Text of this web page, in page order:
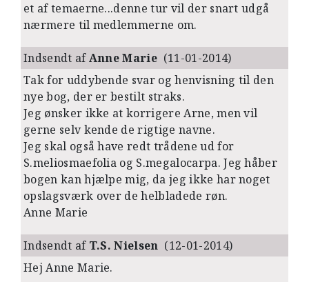
et af temaerne...denne tur vil der snart udgå
nærmere til medlemmerne om.
Indsendt afAnne Marie (11-01-2014)
Tak for uddybende svar og henvisning til den
nye bog, der er bestilt straks.
Jeg ønsker ikke at korrigere Arne, men vil
gerne selv kende de rigtige navne.
Jeg skal også have redt trådene ud for
S.meliosmaefolia og S.megalocarpa. Jeg håber
bogen kan hjælpe mig, da jeg ikke har noget
opslagsværk over de helbladede røn.
Anne Marie
Indsendt af T.S. Nielsen (12-01-2014)
Hej Anne Marie.